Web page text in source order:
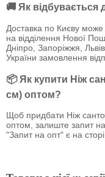
🚚 Як відбувається
Доставка по Києву
на відділення Нової
Дніпро, Запоріжжя,
України замовлення
📦 Як купити Ніж
см) оптом?
Щоб придбати Ніж
оптом, залиште запит
"Запит на опт" є на